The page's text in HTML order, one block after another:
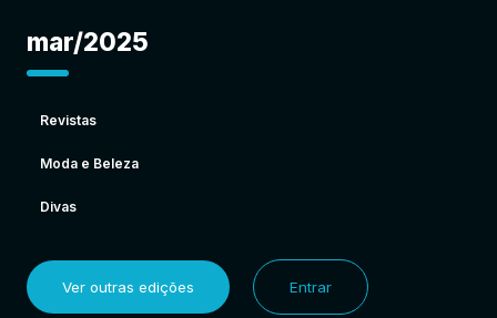
mar/2025
Revistas
Moda e Beleza
Divas
Ver outras edições Entrar